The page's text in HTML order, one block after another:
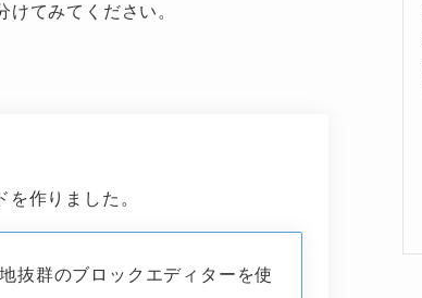
てみてください。
作りました。
抜群のブロックエディターを使